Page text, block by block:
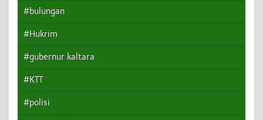
#bulungan
#Hukrim
#gubernur kaltara
#KTT
#polisi